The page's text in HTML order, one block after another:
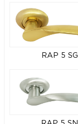
RAP 5 SG